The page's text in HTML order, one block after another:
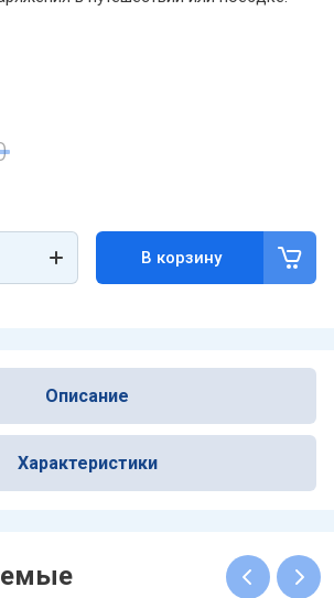
В корзину
Описание
Характеристики